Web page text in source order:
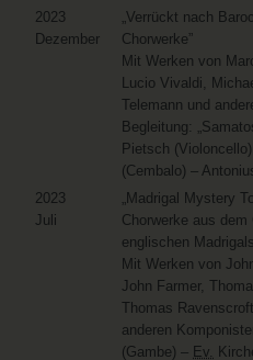
2023
Dezember
„Verrückt nach
Chorwerke”
Mit Werken von
Lucio Vivaldi,
Telemann und
Begleitung:
Pietsch
(Cembalo) –
2023
Juli
„Madrigal Mystery
Chorwerke aus
englischen Madrigals
Mit Werken von
John Farmer,
Thomas
anderen
(Gambe) – Ev.